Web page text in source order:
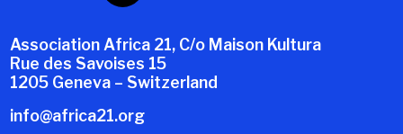
Association Africa 21, C/o Maison Kultura
Rue des Savoises 15
1205 Geneva – Switzerland
info@africa21.org